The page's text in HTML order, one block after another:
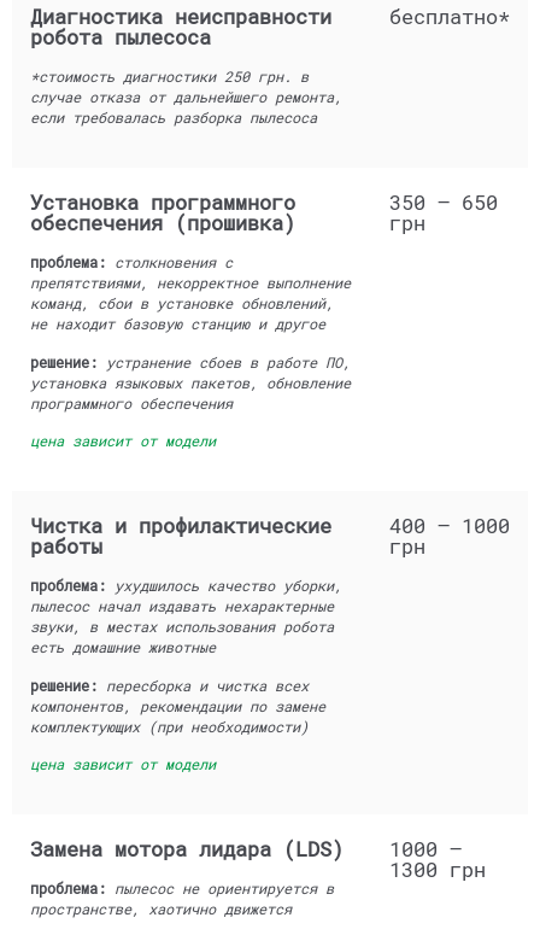
Диагностика неисправности
робота пылесоса
*стоимость диагностики 250 грн. в
случае отказа от дальнейшего ремонта,
если требовалась разборка пылесоса
бесплатно*
Установка программного
обеспечения (прошивка)
проблема: столкновения с
препятствиями, некорректное выполнение
команд, сбои в установке обновлений,
не находит базовую станцию и другое
решение: устранение сбоев в работе ПО,
установка языковых пакетов, обновление
программного обеспечения
цена зависит от модели
350 — 650
грн
Чистка и профилактические
работы
проблема: ухудшилось качество уборки,
пылесос начал издавать нехарактерные
звуки, в местах использования робота
есть домашние животные
решение: пересборка и чистка всех
компонентов, рекомендации по замене
комплектующих (при необходимости)
цена зависит от модели
400 — 1000
грн
Замена мотора лидара (LDS)
проблема: пылесос не ориентируется в
пространстве, хаотично движется
1000 —
1300 грн